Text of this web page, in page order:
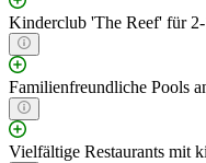
Kinderclub 'The Reef' für
Familienfreundliche Pools
Vielfältige Restaurants mit